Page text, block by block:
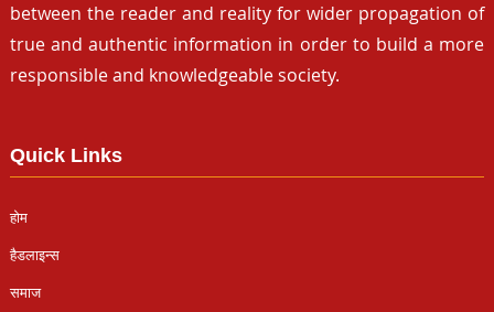
between the reader and reality for wider propagation of
true and authentic information in order to build a more
responsible and knowledgeable society.
Quick Links
होम
हैडलाइन्स
समाज